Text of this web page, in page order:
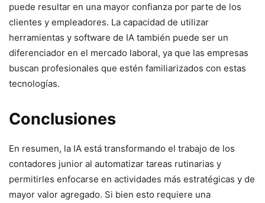
puede resultar en una mayor confianza por parte de los
clientes y empleadores. La capacidad de utilizar
herramientas y software de IA también puede ser un
diferenciador en el mercado laboral, ya que las empresas
buscan profesionales que estén familiarizados con estas
tecnologías.
Conclusiones
En resumen, la IA está transformando el trabajo de los
contadores junior al automatizar tareas rutinarias y
permitirles enfocarse en actividades más estratégicas y de
mayor valor agregado. Si bien esto requiere una